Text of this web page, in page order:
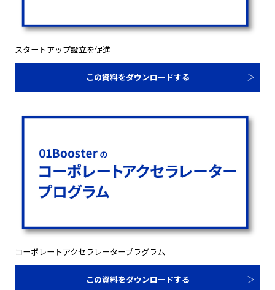
スタートアップ設立を促進
この資料をダウンロードする
コーポレートアクセラレータープラグラム
この資料をダウンロードする